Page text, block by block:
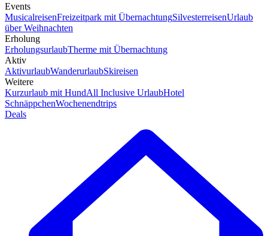
Events
MusicalreisenFreizeitpark mit ÜbernachtungSilvesterreisenUrlaub
über Weihnachten
Erholung
ErholungsurlaubTherme mit Übernachtung
Aktiv
AktivurlaubWanderurlaubSkireisen
Weitere
Kurzurlaub mit HundAll Inclusive UrlaubHotel
SchnäppchenWochenendtrips
Deals